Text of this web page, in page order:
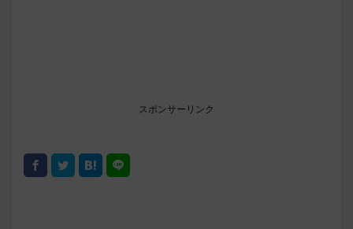
スポンサーリンク